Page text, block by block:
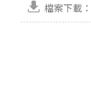
檔案下載：